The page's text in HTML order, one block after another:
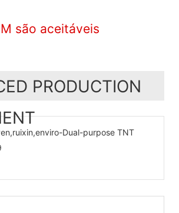
são aceitáveis
PRODUCTION